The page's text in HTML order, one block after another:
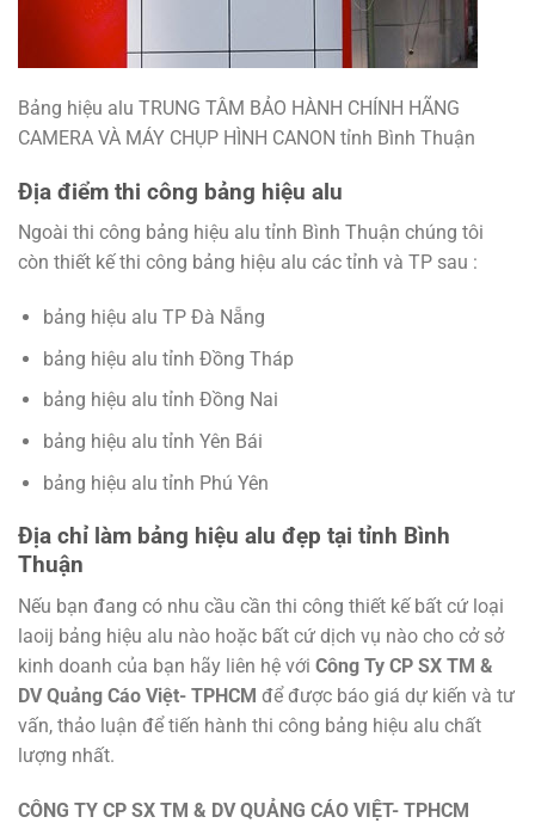
Bảng hiệu alu TRUNG TÂM BẢO HÀNH CHÍNH HÃNG
CAMERA VÀ MÁY CHỤP HÌNH CANON tỉnh Bình Thuận
Địa điểm thi công bảng hiệu alu
Ngoài thi công bảng hiệu alu tỉnh Bình Thuận chúng tôi
còn thiết kế thi công bảng hiệu alu các tỉnh và TP sau :
bảng hiệu alu TP Đà Nẵng
bảng hiệu alu tỉnh Đồng Tháp
bảng hiệu alu tỉnh Đồng Nai
bảng hiệu alu tỉnh Yên Bái
bảng hiệu alu tỉnh Phú Yên
Địa chỉ làm bảng hiệu alu đẹp tại tỉnh Bình
Thuận
Nếu bạn đang có nhu cầu cần thi công thiết kế bất cứ loại
laoij bảng hiệu alu nào hoặc bất cứ dịch vụ nào cho cở sở
kinh doanh của bạn hãy liên hệ với Công Ty CP SX TM &
DV Quảng Cáo Việt- TPHCM để được báo giá dự kiến và tư
vấn, thảo luận để tiến hành thi công bảng hiệu alu chất
lượng nhất.
CÔNG TY CP SX TM & DV QUẢNG CÁO VIỆT- TPHCM